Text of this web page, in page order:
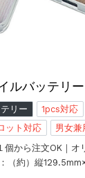
ルバッテリ
リー 1pcs対応
ット対応
男女兼
から注文OK｜オ
（約）縦